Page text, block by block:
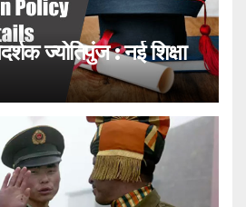
ज्योतिपुंज : नई शिक्षा